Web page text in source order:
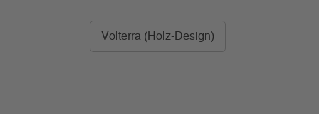
Volterra (Holz-Design)